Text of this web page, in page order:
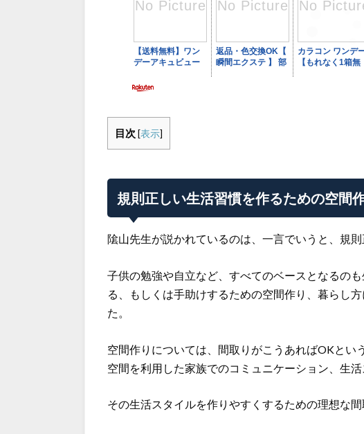
目次 [表示]
規則正しい生活習慣を作るための空間
隂山先生が説かれているのは、一言でいうと、規則
子供の勉強や自立など、すべてのベースとなるの
る、もしくは手助けするための空間作り、暮らし
た。
空間作りについては、間取りがこうあればOKとい
空間を利用した家族でのコミュニケーション、生活
その生活スタイルを作りやすくするための理想な